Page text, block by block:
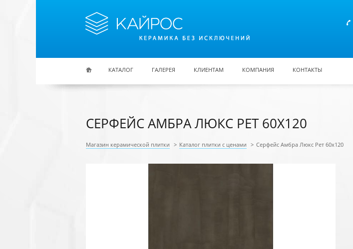
КАТАЛОГ ГАЛЕРЕЯ КЛИЕНТАМ КОМПАНИЯ КОНТАКТЫ
СЕРФЕЙС АМБРА ЛЮКС РЕТ 60X120
Магазин керамической плитки > Каталог плитки с ценами > Серфейс Амбра Люкс Рет 60x120